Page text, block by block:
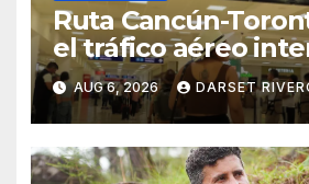
Ruta Cancún-
el tráfico aéreo
en México con más
pasajeros
AUG 6, 2026 DARSET